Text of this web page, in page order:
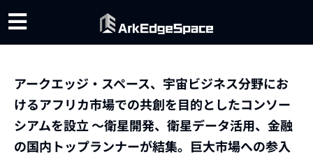
アークエッジ・スペース、宇宙ビジネス分野にお
けるアフリカ市場での共創を目的としたコンソー
シアムを設立 〜衛星開発、衛星データ活用、金融
の国内トップランナーが結集。巨大市場への参入